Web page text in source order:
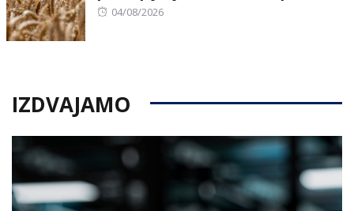
Posted
04/08/2026
IZDVAJAMO